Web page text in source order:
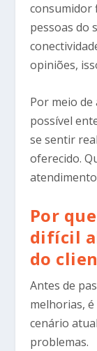
consumidor
pessoas do
opiniões,
Por meio de
possível
se sentir
oferecido.
Por
difícil
do
Antes de
melhorias,
cenário
problemas.